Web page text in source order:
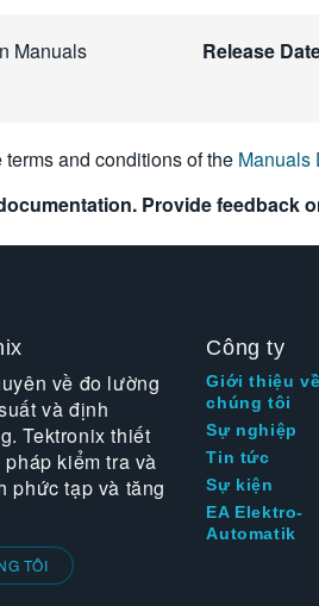
Manuals
Release
and conditions of the Manuals
Provide feedback
về đo lường
và định
Tektronix thiết
kiểm tra và
phức tạp và tăng
TÔI
Công ty
Giới thiệu về
chúng tôi
Sự nghiệp
Tin tức
Sự kiện
EA Elektro-
Automatik